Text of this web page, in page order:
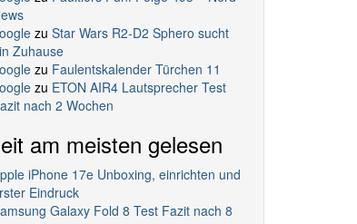
zu Star Wars R2-D2 Sphero sucht
Zuhause
zu Faulentskalender Türchen 11
zu ETON AIR4 Lautsprecher Test
nach 2 Wochen
am meisten gelesen
iPhone 17e Unboxing, einrichten und
Eindruck
Galaxy Fold 8 Test Fazit nach 8